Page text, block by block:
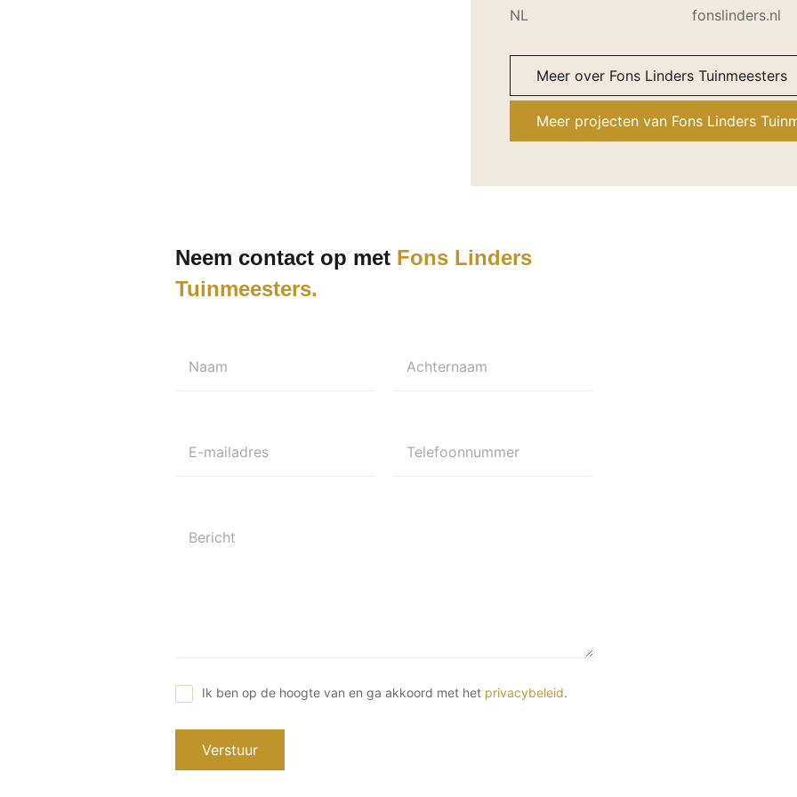
NL
fonslinders.nl
Meer over Fons Linders Tuinmeesters
Meer projecten van Fons Linders
Neem contact op met Fons Linders
Tuinmeesters
Naam Achternaam
E-mailadres Telefoonnummer
Bericht
Ik ben op de hoogte van en ga akkoord met het privacybeleid.
Verstuur